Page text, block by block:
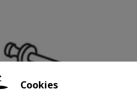
Cookies